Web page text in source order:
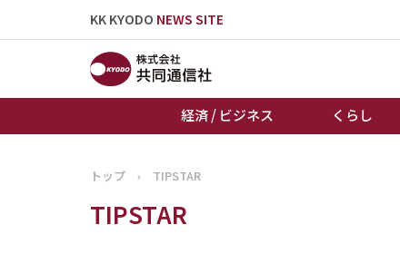
KK KYODO NEWS SITE
経済 / ビジネス くらし
トップページ
お知らせ
トップ › TIPSTAR
TIPSTAR